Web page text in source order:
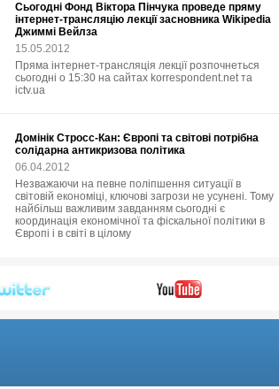
Сьогодні Фонд Віктора Пінчука проведе пряму
інтернет-трансляцію лекції засновника Wikipedia
Джиммі Вейлза
15.05.2012
Пряма інтернет-трансляція лекції розпочнеться
сьогодні о 15:30 на сайтах korrespondent.net та
ictv.ua
Домінік Стросс-Кан: Європі та світові потрібна
солідарна антикризова політика
06.04.2012
Незважаючи на певне поліпшення ситуації в
світовій економіці, ключові загрози не усунені. Тому
найбільш важливим завданням сьогодні є
координація економічної та фіскальної політики в
Європі і в світі в цілому